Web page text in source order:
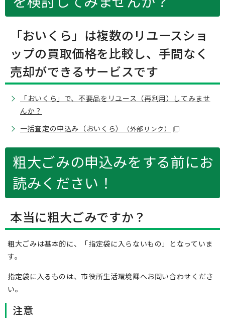
「おいくら」は複数のリユースショ
ップの買取価格を比較し、手間なく
売却ができるサービスです
「おいくら」で、不要品をリユース（再利用）してみませ
んか？
一括査定の申込み（おいくら）
（外部リンク）
粗大ごみの申込みをする前にお
読みください！
本当に粗大ごみですか？
粗大ごみは基本的に、「指定袋に入らないもの」となっていま
す。
指定袋に入るものは、市役所生活環境課へお問い合わせくださ
い。
注意